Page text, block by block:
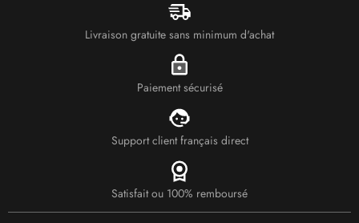
Livraison gratuite sans minimum d'achat
Paiement sécurisé
Support client français direct
Satisfait ou 100% remboursé